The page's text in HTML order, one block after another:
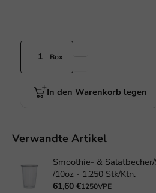
Box
In den Warenkorb legen
Verwandte Artikel
Smoothie- &
/10oz - 1.250 Stk/Ktn.
61,60 €1250VPE